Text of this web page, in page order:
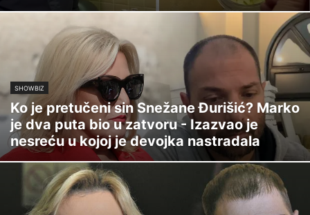
SHOWBIZ
Ko je pretučeni sin Snežane Đurišić? Marko
je dva puta bio u zatvoru - Izazvao je
nesreću u kojoj je devojka nastradala